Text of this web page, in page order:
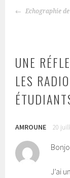
Echographie
UNE
LES
AMROUNE 20
J’ai